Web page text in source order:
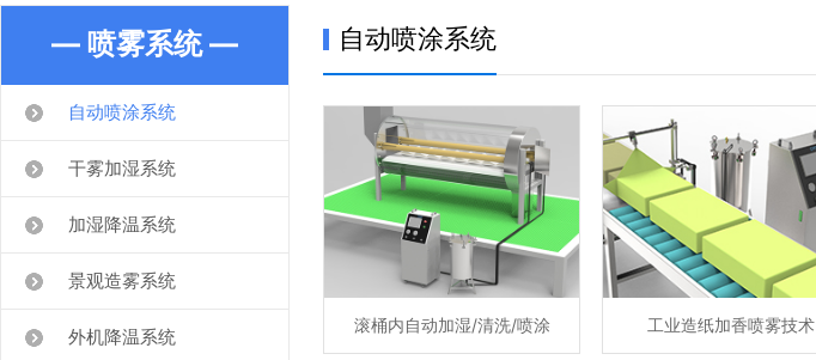
— 喷雾系统 —
自动喷涂系统
干雾加湿系统
加湿降温系统
景观造雾系统
外机降温系统
自动喷涂系统
滚桶内自动加湿/清洗/喷涂 工业造纸加香喷雾技术